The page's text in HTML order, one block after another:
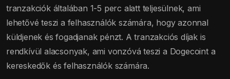
tranzakciók általában 1-5 perc alatt teljesülnek, ami
lehetővé teszi a felhasználók számára, hogy azonnal
küldjenek és fogadjanak pénzt. A tranzakciós díjak is
rendkívül alacsonyak, ami vonzóvá teszi a Dogecoint a
kereskedők és felhasználók számára.